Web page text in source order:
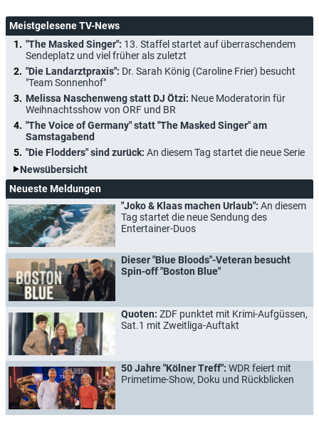
Meistgelesene TV-News
"The Masked Singer": 13. Staffel startet auf überraschendem
Sendeplatz und viel früher als zuletzt
"Die Landarztpraxis": Dr. Sarah König (Caroline Frier) besucht
"Team Sonnenhof"
Melissa Naschenweng statt DJ Ötzi: Neue Moderatorin für
Weihnachtsshow von ORF und BR
"The Voice of Germany" statt "The Masked Singer" am
Samstagabend
"Die Flodders" sind zurück: An diesem Tag startet die neue Serie
Newsübersicht
Neueste Meldungen
"Joko & Klaas machen Urlaub": An diesem
Tag startet die neue Sendung des
Entertainer-Duos
Dieser "Blue Bloods"-Veteran besucht
Spin-off "Boston Blue"
Quoten: ZDF punktet mit Krimi-Aufgüssen,
Sat.1 mit Zweitliga-Auftakt
50 Jahre "Kölner Treff": WDR feiert mit
Primetime-Show, Doku und Rückblicken